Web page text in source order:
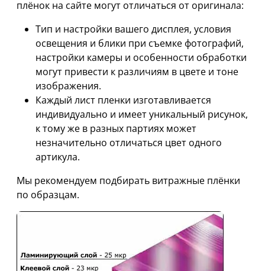
плёнок на сайте могут отличаться от оригинала:
Тип и настройки вашего дисплея, условия
освещения и блики при съемке фотографий,
настройки камеры и особенности обработки
могут привести к различиям в цвете и тоне
изображения.
Каждый лист пленки изготавливается
индивидуально и имеет уникальный рисунок,
к тому же в разных партиях может
незначительно отличаться цвет одного
артикула.
Мы рекомендуем подбирать витражные плёнки
по образцам.